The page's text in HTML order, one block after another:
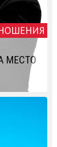
МЕСТО